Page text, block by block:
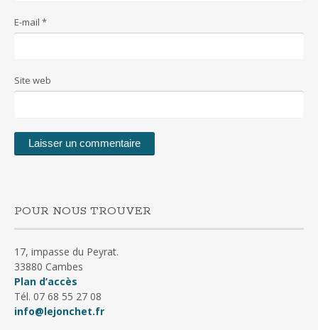
E-mail *
Site web
POUR NOUS TROUVER
17, impasse du Peyrat.
33880 Cambes
Plan d’accès
Tél. 07 68 55 27 08
info@lejonchet.fr